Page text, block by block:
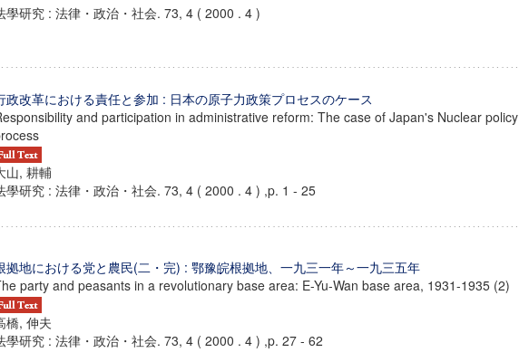
學研究 : 法律・政治・社会. 73, 4 ( 2000 . 4 )
政改革における責任と参加 : 日本の原子力政策プロセスのケース
and participation in administrative reform: The case of Japan's Nuclear policy
山, 耕輔
學研究 : 法律・政治・社会. 73, 4 ( 2000 . 4 ) ,p. 1 - 25
拠地における党と農民(二・完) : 鄂豫皖根拠地、一九三一年～一九三五年
party and peasants in a revolutionary base area: E-Yu-Wan base area, 1931-1935 (2)
橋, 伸夫
學研究 : 法律・政治・社会. 73, 4 ( 2000 . 4 ) ,p. 27 - 62